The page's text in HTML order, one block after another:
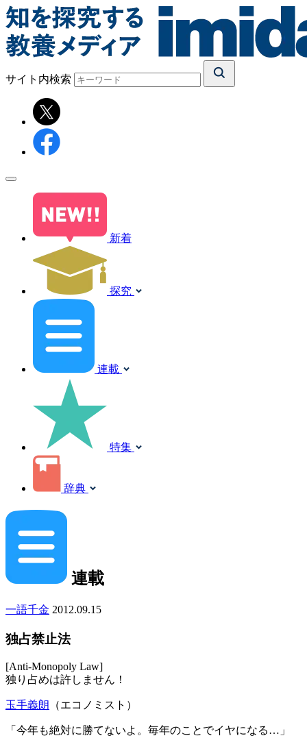
サイト内検索
新着
探究
連載
特集
辞典
連載
一語千金 2012.09.15
独占禁止法
[Anti-Monopoly Law]
独り占めは許しません！
玉手義朗 （エコノミスト）
「今年も絶対に勝てないよ。毎年のことでイヤになる…」